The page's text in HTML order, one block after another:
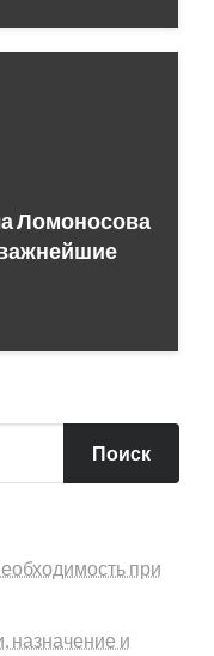
Ломоносова
Поиск
при
назначение и